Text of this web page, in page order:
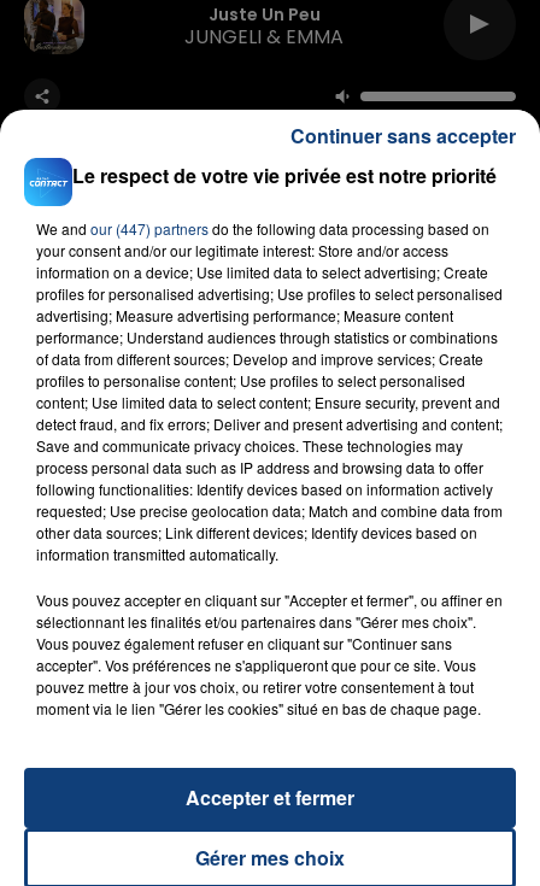
Juste Un Peu
JUNGELI & EMMA
FIL D'ACTU
23 juillet 2026
INCENDIE MORTEL À LENS : UNE FEMME ET
SON BÉBÉ ENTRE LA VIE ET LA...
aspergé sa compagne et leur bébé de trois mois
d'un liquide inflammable.
UNE ADOLESCENTE DEVANT SE FAIRE
OPÉRER DE LA CHEVILLE RESSORT DE LA...
Le respect de votre vie privée est notre priorité
We and our (447) partnersdo the following data processing based on
your consent and/or our legitimate interest: Store and/or access
information on a device; Use limited data to select advertising; Create
profiles for personalised advertising; Use profiles to select personalised
advertising; Measure advertising performance; Measure content
performance; Understand audiences through statistics or combinations
of data from different sources; Develop and improve services; Create
profiles to personalise content; Use profiles to select personalised
content; Use limited data to select content; Ensure security, prevent and
detect fraud, and fix errors; Deliver and present advertising and content;
Save and communicate privacy choices. These technologies may
process personal data such as IP address and browsing data to offer
following functionalities: Identify devices based on information actively
requested; Use precise geolocation data; Match and combine data from
other data sources; Link different devices; Identify devices based on
information transmitted automatically.
Vous pouvez accepter en cliquant sur "Accepter et fermer", ou affiner en
sélectionnant les finalités et/ou partenaires dans "Gérer mes choix".
Vous pouvez également refuser en cliquant sur "Continuer sans
accepter". Vos préférences ne s'appliqueront que pour ce site. Vous
pouvez mettre à jour vos choix, ou retirer votre consentement à tout
moment via le lien "Gérer les cookies" situé en bas de chaque page.
Gérer mes choix
Accepter et fermer
Continuer sans accepter